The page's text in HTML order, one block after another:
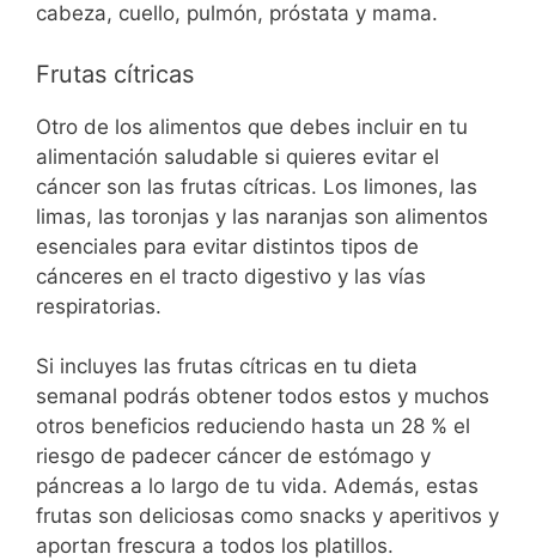
cabeza, cuello, pulmón, próstata y mama.
Frutas cítricas
Otro de los alimentos que debes incluir en tu
alimentación saludable si quieres evitar el
cáncer son las frutas cítricas. Los limones, las
limas, las toronjas y las naranjas son alimentos
esenciales para evitar distintos tipos de
cánceres en el tracto digestivo y las vías
respiratorias.
Si incluyes las frutas cítricas en tu dieta
semanal podrás obtener todos estos y muchos
otros beneficios reduciendo hasta un 28 % el
riesgo de padecer cáncer de estómago y
páncreas a lo largo de tu vida. Además, estas
frutas son deliciosas como snacks y aperitivos y
aportan frescura a todos los platillos.